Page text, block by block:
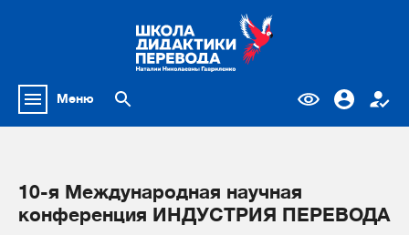
Меню
10-я Международная научная
конференция ИНДУСТРИЯ ПЕРЕВОДА